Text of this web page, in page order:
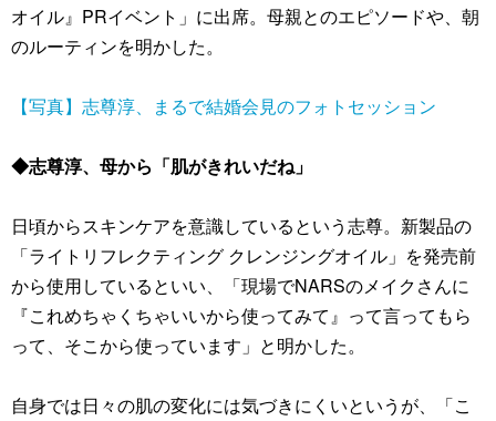
オイル』PRイベント」に出席。母親とのエピソードや、朝
のルーティンを明かした。
【写真】志尊淳、まるで結婚会見のフォトセッション
◆志尊淳、母から「肌がきれいだね」
日頃からスキンケアを意識しているという志尊。新製品の
「ライトリフレクティング クレンジングオイル」を発売前
から使用しているといい、「現場でNARSのメイクさんに
『これめちゃくちゃいいから使ってみて』って言ってもら
って、そこから使っています」と明かした。
自身では日々の肌の変化には気づきにくいというが、「こ